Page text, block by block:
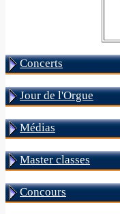
Concerts
Jour de l'Orgue
Médias
Master classes
Concours